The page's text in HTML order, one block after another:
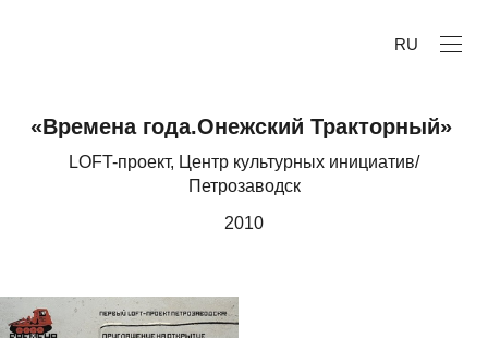
RU
«Времена года.Онежский Тракторный»
LOFT-проект, Центр культурных инициатив/
Петрозаводск
2010